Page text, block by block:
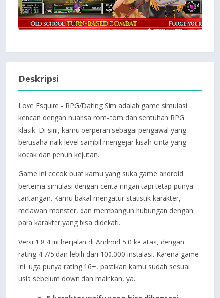
Deskripsi
Love Esquire - RPG/Dating Sim adalah game simulasi
kencan dengan nuansa rom-com dan sentuhan RPG
klasik. Di sini, kamu berperan sebagai pengawal yang
berusaha naik level sambil mengejar kisah cinta yang
kocak dan penuh kejutan.
Game ini cocok buat kamu yang suka game android
bertema simulasi dengan cerita ringan tapi tetap punya
tantangan. Kamu bakal mengatur statistik karakter,
melawan monster, dan membangun hubungan dengan
para karakter yang bisa didekati.
Versi 1.8.4 ini berjalan di Android 5.0 ke atas, dengan
rating 4.7/5 dan lebih dari 100.000 instalasi. Karena game
ini juga punya rating 16+, pastikan kamu sudah sesuai
usia sebelum down dan mainkan, ya.